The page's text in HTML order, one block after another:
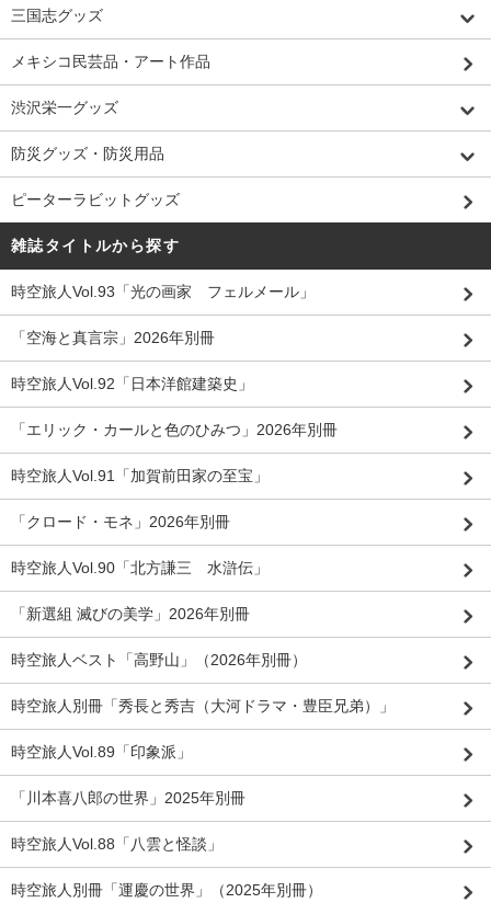
三国志グッズ
メキシコ民芸品・アート作品
渋沢栄一グッズ
防災グッズ・防災用品
ピーターラビットグッズ
雑誌タイトルから探す
時空旅人Vol.93「光の画家 フェルメール」
「空海と真言宗」2026年別冊
時空旅人Vol.92「日本洋館建築史」
「エリック・カールと色のひみつ」2026年別冊
時空旅人Vol.91「加賀前田家の至宝」
「クロード・モネ」2026年別冊
時空旅人Vol.90「北方謙三 水滸伝」
「新選組 滅びの美学」2026年別冊
時空旅人ベスト「高野山」（2026年別冊）
時空旅人別冊「秀長と秀吉（大河ドラマ・豊臣兄弟）」
時空旅人Vol.89「印象派」
「川本喜八郎の世界」2025年別冊
時空旅人Vol.88「八雲と怪談」
時空旅人別冊「運慶の世界」（2025年別冊）